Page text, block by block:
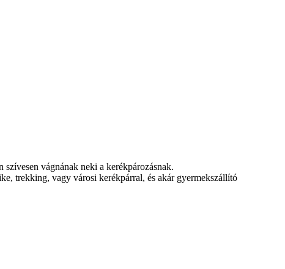
vágnának neki a kerékpározásnak.
trekking, vagy városi kerékpárral, és akár gyermekszállító